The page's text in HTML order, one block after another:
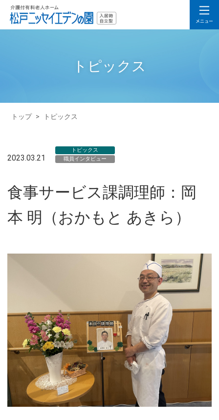
トピックス
トップ > トピックス
2023.03.21
トピックス
職員インタビュー
食事サービス課調理師：岡
本 明（おかもと あきら）